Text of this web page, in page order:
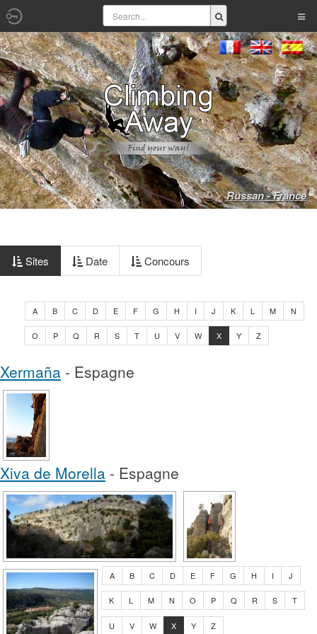
Russan - France
Sites Date Concours
A B C D E F G H I J K L M N
O P Q R S T U V W X Y Z
Xermaña - Espagne
Xiva de Morella - Espagne
A B C D E F G H I J
K L M N O P Q R S T
U V W X Y Z